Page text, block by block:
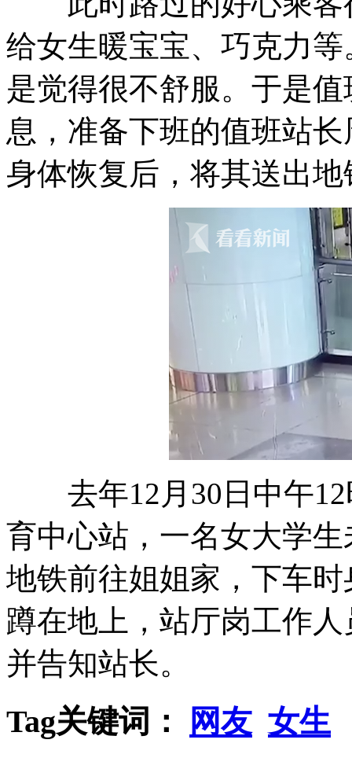
给女生暖宝宝、巧克力
是觉得很不舒服。于是
息，准备下班的值班站
身体恢复后，将其送出地
去年12月30日中午12
育中心站，一名女大学
地铁前往姐姐家，下车
蹲在地上，站厅岗工作
并告知站长。
Tag关键词： 网友 女生